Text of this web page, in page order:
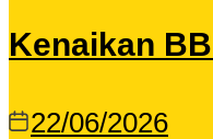
Kenaikan
22/06/2026